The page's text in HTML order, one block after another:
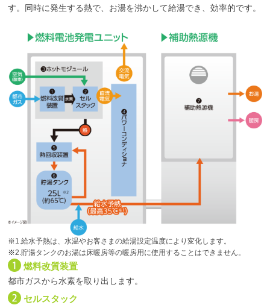
す。同時に発生する熱で、お湯を沸かして給湯でき、効率的です。
1.給水予熱は、水温やお客さまの給湯設定温度により変化します。
2.貯湯タンクのお湯は床暖房等の暖房用に使用することはできません。
燃料改質装置
都市ガスから水素を取り出します。
セルスタック